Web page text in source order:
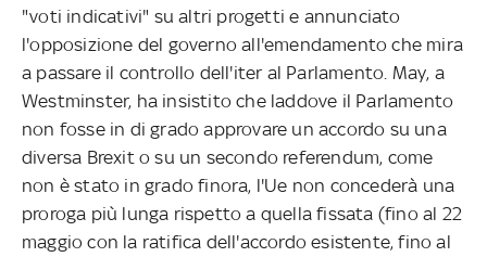
"voti indicativi" su altri progetti e annunciato
l'opposizione del governo all'emendamento che mira
a passare il controllo dell'iter al Parlamento. May, a
Westminster, ha insistito che laddove il Parlamento
non fosse in di grado approvare un accordo su una
diversa Brexit o su un secondo referendum, come
non è stato in grado finora, l'Ue non concederà una
proroga più lunga rispetto a quella fissata (fino al 22
maggio con la ratifica dell'accordo esistente, fino al